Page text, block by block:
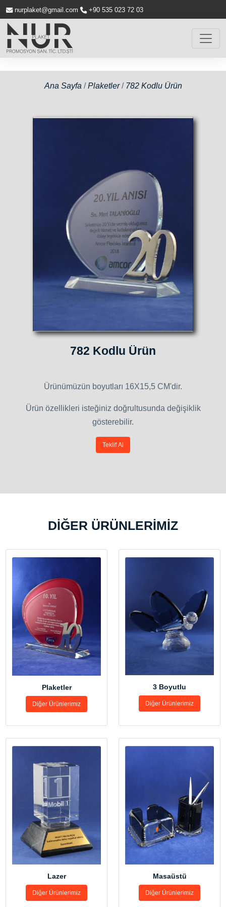
nurplaket@gmail.com +90 535 023 72 03
Ana Sayfa /Plaketler/ 782 Kodlu Ürün
782 Kodlu Ürün
Ürünümüzün boyutları 16X15,5 CM'dir.
Ürün özellikleri isteğiniz doğrultusunda değişiklik
gösterebilir.
Teklif Al
DİĞER ÜRÜNLERİMİZ
Plaketler
Diğer Ürünlerimiz
3 Boyutlu
Diğer Ürünlerimiz
Lazer
Diğer Ürünlerimiz
Masaüstü
Diğer Ürünlerimiz